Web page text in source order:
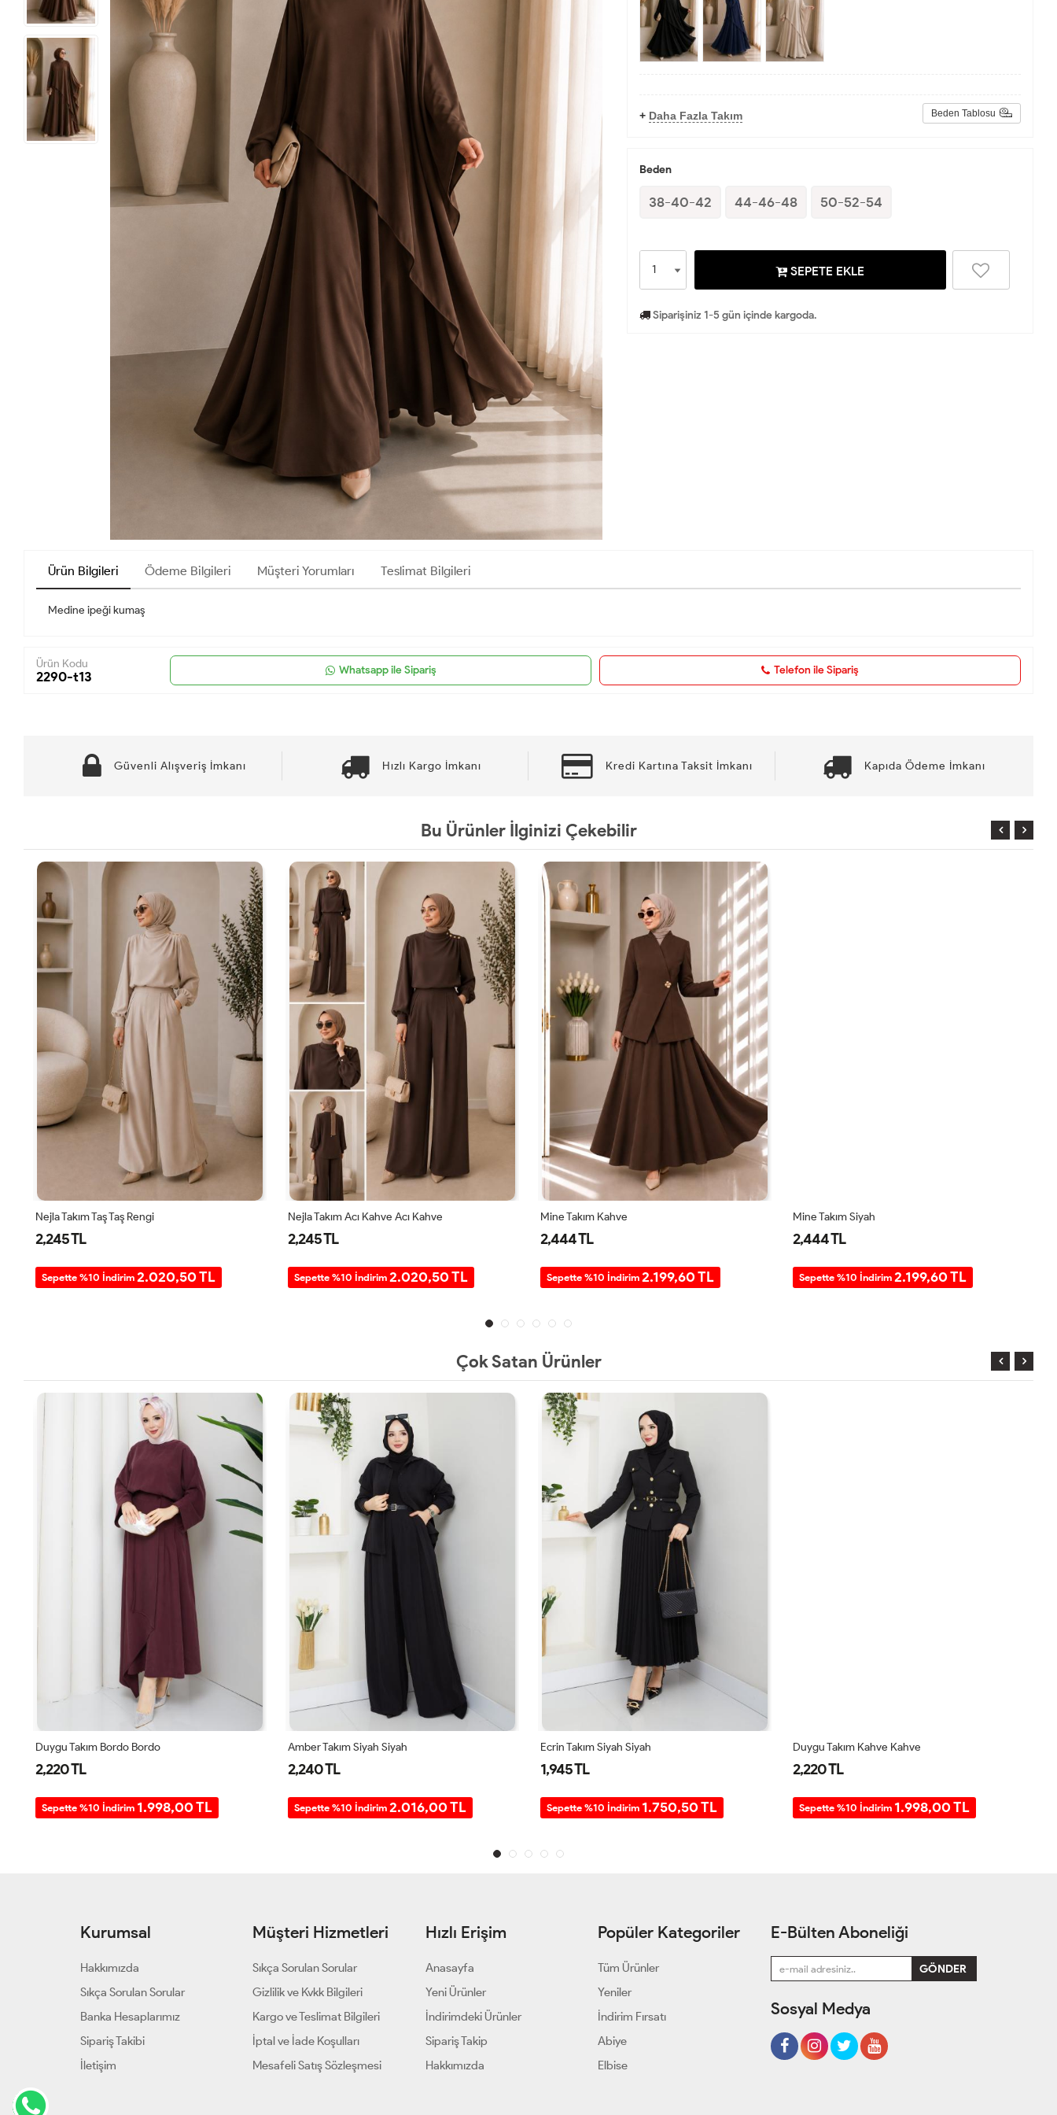
+ Daha Fazla Takım Beden Tablosu
Beden
38-40-42 44-46-48 50-52-54
SEPETE EKLE
Siparişiniz 1-5 gün içinde kargoda.
Ürün Bilgileri Ödeme Bilgileri Müşteri Yorumları Teslimat Bilgileri
Medine ipeği kumaş
Ürün Kodu
2290-t13 Whatsapp ile Sipariş Telefon ile Sipariş
Güvenli Alışveriş İmkanı Hızlı Kargo İmkanı Kredi Kartına Taksit İmkanı Kapıda Ödeme İmkanı
Bu Ürünler İlginizi Çekebilir
Nejla Takım Taş Taş Rengi
2,245 TL
Sepette %10 İndirim 2.020,50 TL
Nejla Takım Acı Kahve Acı Kahve
2,245 TL
Sepette %10 İndirim 2.020,50 TL
Mine Takım Kahve
2,444 TL
Sepette %10 İndirim 2.199,60 TL
Mine Takım Siyah
2,444 TL
Sepette %10 İndirim 2.199,60 TL
Çok Satan Ürünler
Duygu Takım Bordo Bordo
2,220 TL
Sepette %10 İndirim 1.998,00 TL
Amber Takım Siyah Siyah
2,240 TL
Sepette %10 İndirim 2.016,00 TL
Ecrin Takım Siyah Siyah
1,945 TL
Sepette %10 İndirim 1.750,50 TL
Duygu Takım Kahve Kahve
2,220 TL
Sepette %10 İndirim 1.998,00 TL
Kurumsal
Hakkımızda
Sıkça Sorulan Sorular
Banka Hesaplarımız
Sipariş Takibi
İletişim
Müşteri Hizmetleri
Sıkça Sorulan Sorular
Gizlilik ve Kvkk Bilgileri
Kargo ve Teslimat Bilgileri
İptal ve İade Koşulları
Mesafeli Satış Sözleşmesi
Hızlı Erişim
Anasayfa
Yeni Ürünler
İndirimdeki Ürünler
Sipariş Takip
Hakkımızda
Popüler Kategoriler
Tüm Ürünler
Yeniler
İndirim Fırsatı
Abiye
Elbise
E-Bülten Aboneliği
Sosyal Medya